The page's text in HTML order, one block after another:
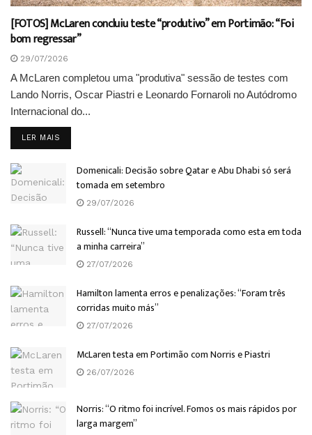
[FOTOS] McLaren concluiu teste “produtivo” em Portimão: “Foi
bom regressar”
29/07/2026
A McLaren completou uma "produtiva" sessão de testes com
Lando Norris, Oscar Piastri e Leonardo Fornaroli no Autódromo
Internacional do...
LER MAIS
Domenicali: Decisão sobre Qatar e Abu Dhabi só será
tomada em setembro
29/07/2026
Russell: “Nunca tive uma temporada como esta em toda
a minha carreira”
27/07/2026
Hamilton lamenta erros e penalizações: “Foram três
corridas muito más”
27/07/2026
McLaren testa em Portimão com Norris e Piastri
26/07/2026
Norris: “O ritmo foi incrível. Fomos os mais rápidos por
larga margem”